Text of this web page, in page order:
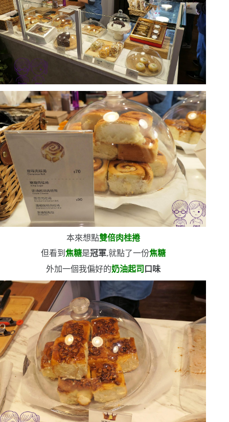
本來想點雙倍肉桂捲
但看到 焦糖是冠軍,就點了一份焦糖
外加一個我偏好的奶油起司 口味